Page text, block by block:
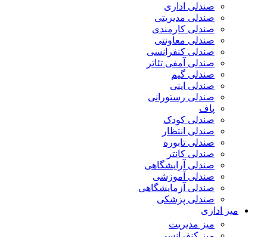
صندلی اداری
صندلی مدیریتی
صندلی کارمندی
صندلی معاونتی
صندلی کنفرانسی
صندلی آمفی تئاتر
صندلی گیم
صندلی اپنی
صندلی رستورانی
پاف
صندلی کودک
صندلی انتظار
صندلی تابوره
صندلی کانتر
صندلی آرایشگاهی
صندلی آموزشی
صندلی آزمایشگاهی
صندلی پزشکی
میز اداری
میز مدیریت